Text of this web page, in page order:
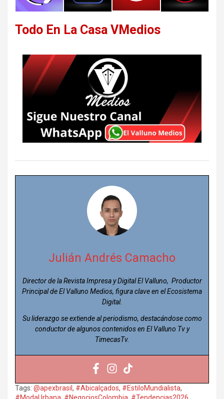
Todo En La Casa VMedios
Julián Andrés Camacho
Director de la Revista Impresa y Digital El Valluno, Productor
Principal de El Valluno Medios, figura clave en el Ecosistema
Digital.
Su liderazgo se extiende al periodismo, destacándose como
conductor de algunos contenidos en El Valluno Tv y
TimecasTv.
Tags: @apexbrasil , #Abicalçados, #EstiloMundialista,